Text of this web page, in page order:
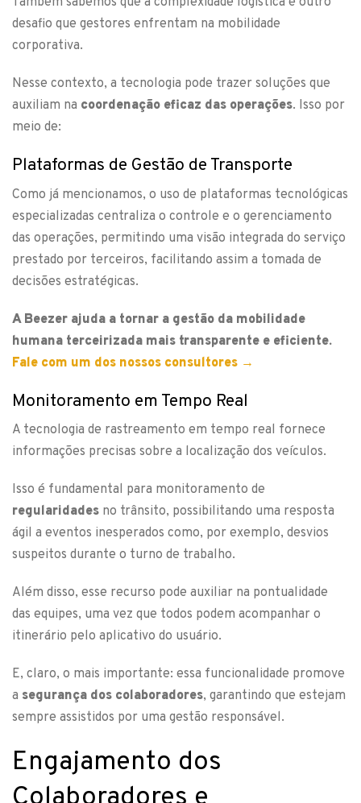
desafio que gestores enfrentam na mobilidade
corporativa.
Nesse contexto, a tecnologia pode trazer soluções que
auxiliam na coordenação eficaz das operações. Isso por
meio de:
Plataformas de Gestão de Transporte
Como já mencionamos, o uso de plataformas tecnológicas
especializadas centraliza o controle e o gerenciamento
das operações, permitindo uma visão integrada do serviço
prestado por terceiros, facilitando assim a tomada de
decisões estratégicas.
A Beezer ajuda a tornar a gestão da mobilidade
humana terceirizada mais transparente e eficiente.
Fale com um dos nossos consultores →
Monitoramento em Tempo Real
A tecnologia de rastreamento em tempo real fornece
informações precisas sobre a localização dos veículos.
Isso é fundamental para monitoramento de
regularidades no trânsito, possibilitando uma resposta
ágil a eventos inesperados como, por exemplo, desvios
suspeitos durante o turno de trabalho.
Além disso, esse recurso pode auxiliar na pontualidade
das equipes, uma vez que todos podem acompanhar o
itinerário pelo aplicativo do usuário.
E, claro, o mais importante: essa funcionalidade promove
a segurança dos colaboradores, garantindo que estejam
sempre assistidos por uma gestão responsável.
Engajamento dos